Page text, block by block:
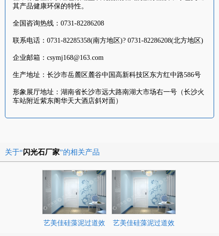
其产品健康环保的特性。
全国咨询热线：0731-82286208
联系电话：0731-82285358(南方地区)? 0731-82286208(北方地区)
企业邮箱：csymj168@163.com
生产地址：长沙市岳麓区麓谷中国高新科技区东方红中路586号
形象展厅地址：湖南省长沙市远大路南湖大市场右一号（长沙火
车站附近紫东阁华天大酒店斜对面）
关于“闪光石厂家”的相关产品
艺美佳硅藻泥过道效 艺美佳硅藻泥过道效